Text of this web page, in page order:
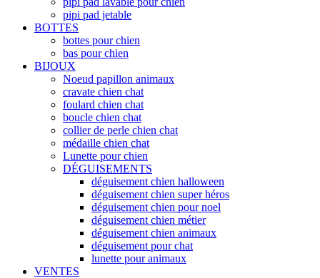
pipi pad jetable
BOTTES
bottes pour chien
bas pour chien
BIJOUX
Noeud papillon animaux
cravate chien chat
foulard chien chat
boucle chien chat
collier de perle chien chat
médaille chien chat
Lunette pour chien
DÉGUISEMENTS
déguisement chien halloween
déguisement chien super héros
déguisement chien pour noel
déguisement chien métier
déguisement chien animaux
déguisement pour chat
lunette pour animaux
VENTES